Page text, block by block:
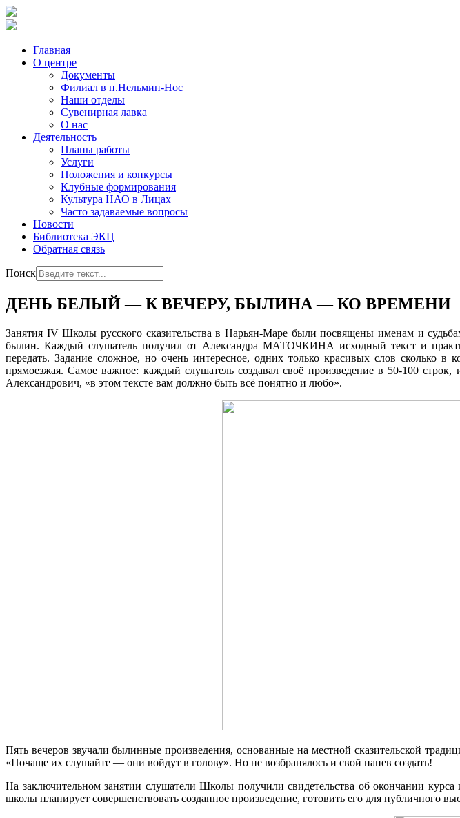
Главная
О центре
Документы
Филиал в п.Нельмин-Нос
Наши отделы
Сувенирная лавка
О нас
Деятельность
Планы работы
Услуги
Положения и конкурсы
Клубные формирования
Культура НАО в Лицах
Часто задаваемые вопросы
Новости
Библиотека ЭКЦ
Обратная связь
Поиск
ДЕНЬ БЕЛЫЙ — К ВЕЧЕРУ, БЫЛИНА — КО ВРЕМЕНИ
Занятия IV Школы русского сказительства в Нарьян-Маре были посвящены именам и
былин. Каждый слушатель получил от Александра МАТОЧКИНА исходный текст и
передать. Задание сложное, но очень интересное, одних только красивых слов сколько
прямоезжая. Самое важное: каждый слушатель создавал своё произведение в 50-100
Александрович, «в этом тексте вам должно быть всё понятно и любо».
Пять вечеров звучали былинные произведения, основанные на местной сказительской
«Почаще их слушайте — они войдут в голову». Но не возбранялось и свой напев создать!
На заключительном занятии слушатели Школы получили свидетельства об окончании
школы планирует совершенствовать созданное произведение, готовить его для публичного